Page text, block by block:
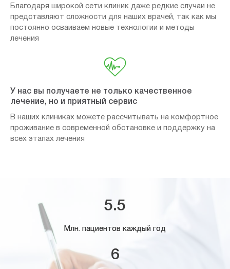
Благодаря широкой сети клиник даже редкие случаи не
представляют сложности для наших врачей, так как мы
постоянно осваиваем новые технологии и методы
лечения
У нас вы получаете не только качественное
лечение, но и приятный сервис
В наших клиниках можете рассчитывать на комфортное
проживание в современной обстановке и поддержку на
всех этапах лечения
5.5
Млн. пациентов каждый год
6